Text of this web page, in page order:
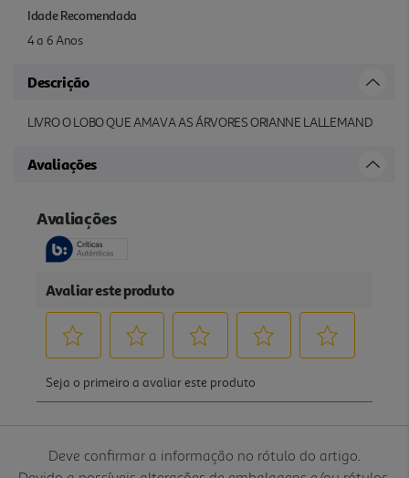
Idade Recomendada
4 a 6 Anos
Descrição
LIVRO O LOBO QUE AMAVA AS ÁRVORES ORIANNE LALLEMAND
Avaliações
Deve confirmar a informação no rótulo do artigo.